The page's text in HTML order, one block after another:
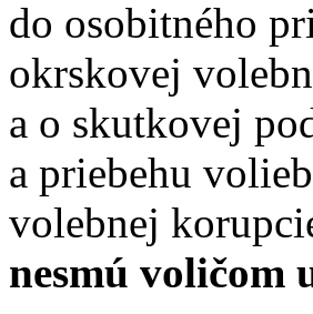
do osobitného
okrskovej
a o skutkovej
a priebehu
volebnej
nesmú voličom